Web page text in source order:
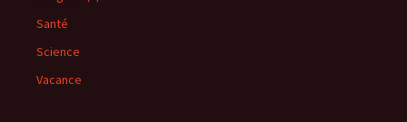
Santé
Science
Vacance